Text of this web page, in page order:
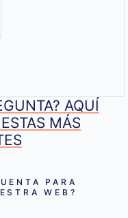
AQUÍ
MÁS
PARA
WEB?